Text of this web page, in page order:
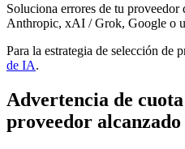
Soluciona errores de tu
Anthropic, xAI / Grok, Google o
Para la estrategia de selección de
de IA.
Advertencia de
proveedor alcanzado